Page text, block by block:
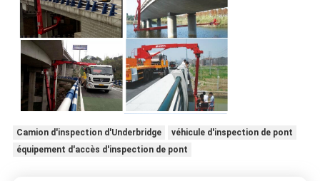
Camion d'inspection d'Underbridge
véhicule d'inspection de pont
équipement d'accès d'inspection de pont